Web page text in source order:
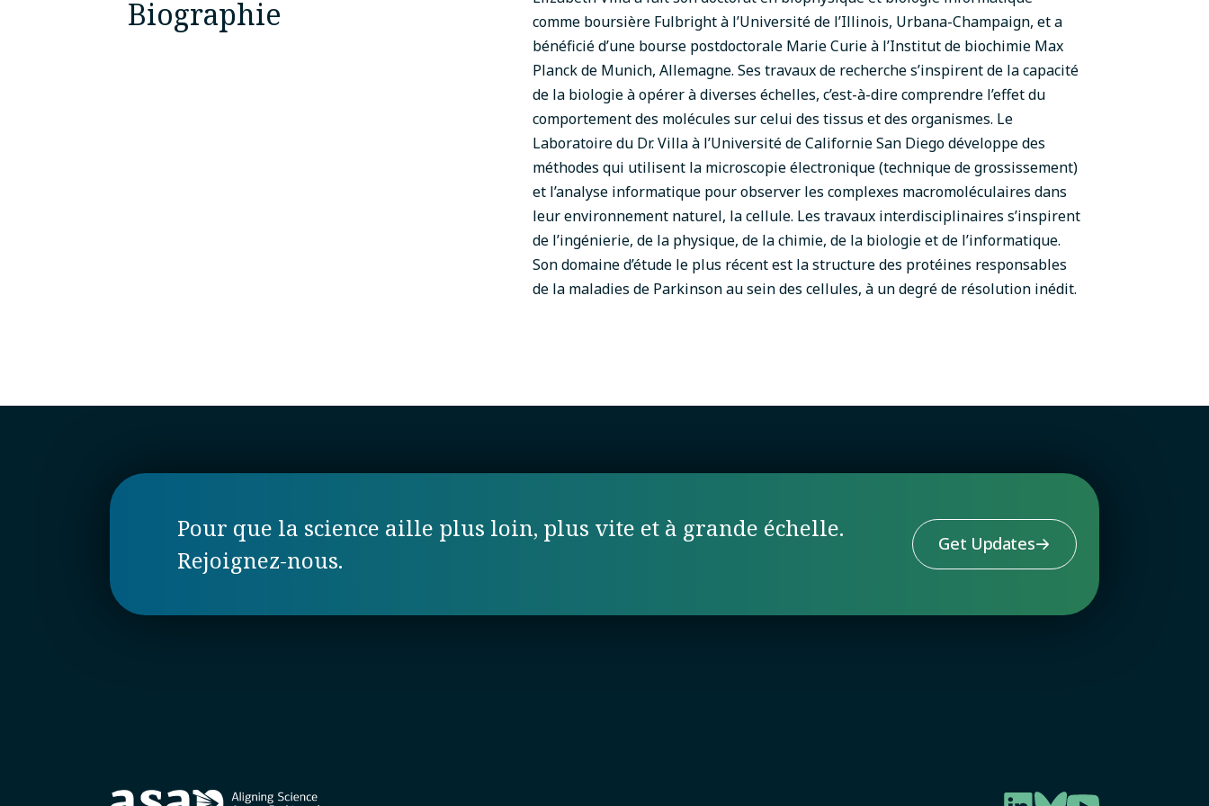
Biographie
comme boursière Fulbright à l’Université de l’Illinois, Urbana-Champaign, et a
bénéficié d’une bourse postdoctorale Marie Curie à l’Institut de biochimie Max
Planck de Munich, Allemagne. Ses travaux de recherche s’inspirent de la capacité
de la biologie à opérer à diverses échelles, c’est-à-dire comprendre l’effet du
comportement des molécules sur celui des tissus et des organismes. Le
Laboratoire du Dr. Villa à l’Université de Californie San Diego développe des
méthodes qui utilisent la microscopie électronique (technique de grossissement)
et l’analyse informatique pour observer les complexes macromoléculaires dans
leur environnement naturel, la cellule. Les travaux interdisciplinaires s’inspirent
de l’ingénierie, de la physique, de la chimie, de la biologie et de l’informatique.
Son domaine d’étude le plus récent est la structure des protéines responsables
de la maladies de Parkinson au sein des cellules, à un degré de résolution inédit.
Pour que la science aille plus loin, plus vite et à grande échelle.
Rejoignez-nous.
Get Updates